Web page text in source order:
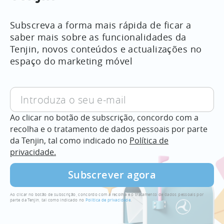
Subscreva a forma mais rápida de ficar a
saber mais sobre as funcionalidades da
Tenjin, novos conteúdos e actualizações no
espaço do marketing móvel
Ao clicar no botão de subscrição, concordo com a
recolha e o tratamento de dados pessoais por parte
da Tenjin, tal como indicado no Política de
privacidade.
Ao clicar no botão de subscrição, concordo com a recolha e o tratamento de dados pessoais por
parte da Tenjin, tal como indicado no Política de privacidade.